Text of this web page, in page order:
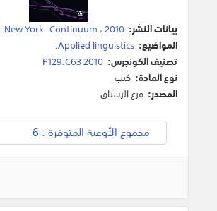
بيانات النشر: : New York:Continuum ،2010
المواضيع: Applied linguistics
.
تصنيف الكونجرس: P129.C63 2010
نوع المادة: كتب
المصدر: فرع الرستاق
مجموع الأوعية المتوفرة : 6